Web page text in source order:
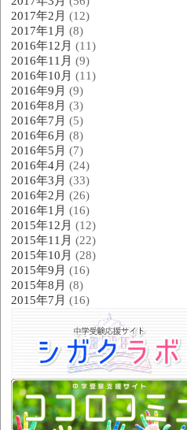
2017年2月 (12)
2017年1月 (8)
2016年12月 (11)
2016年11月 (9)
2016年10月 (11)
2016年9月 (9)
2016年8月 (3)
2016年7月 (5)
2016年6月 (8)
2016年5月 (7)
2016年4月 (24)
2016年3月 (33)
2016年2月 (26)
2016年1月 (16)
2015年12月 (12)
2015年11月 (22)
2015年10月 (28)
2015年9月 (16)
2015年8月 (8)
2015年7月 (16)